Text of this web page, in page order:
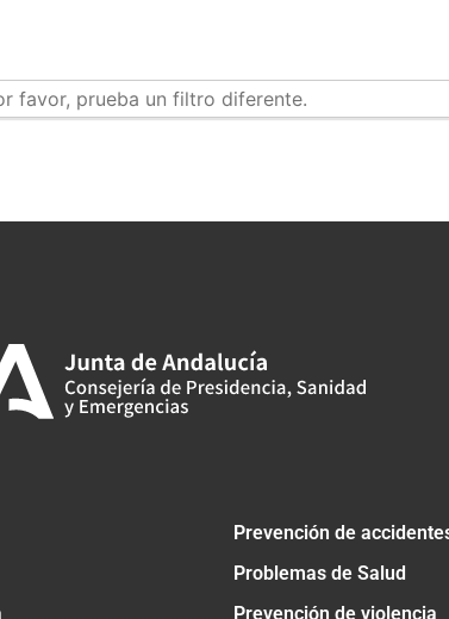
favor, prueba un filtro diferente.
Prevención de
Problemas de Salud
Prevención de violencia